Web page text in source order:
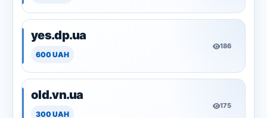
yes.dp.ua
600 UAH
186
old.vn.ua
300 UAH
175